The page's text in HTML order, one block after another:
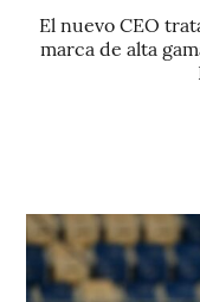
El nuevo CEO
marca de alta